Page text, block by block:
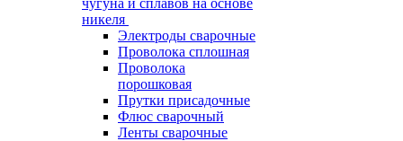
чугуна и сплавов на основе
никеля
Электроды сварочные
Проволока сплошная
Проволока
порошковая
Прутки присадочные
Флюс сварочный
Ленты сварочные